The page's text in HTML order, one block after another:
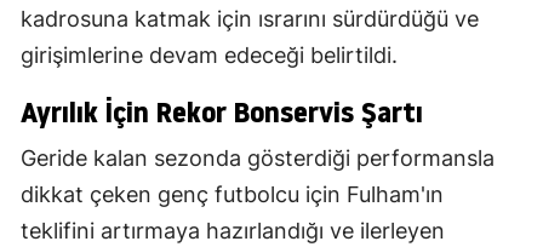
kadrosuna katmak için ısrarını sürdürdüğü ve
girişimlerine devam edeceği belirtildi.
Ayrılık İçin Rekor Bonservis Şartı
Geride kalan sezonda gösterdiği performansla
dikkat çeken genç futbolcu için Fulham'ın
teklifini artırmaya hazırlandığı ve ilerleyen